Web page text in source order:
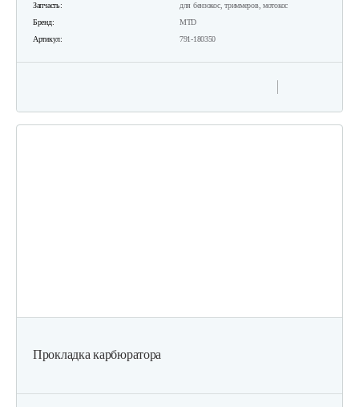
Запчасть:
для бензокос, триммеров, мотокос
Бренд:
MTD
Артикул:
791-180350
Прокладка карбюратора